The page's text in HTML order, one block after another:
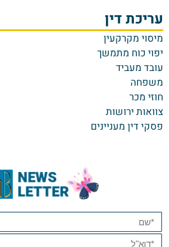
עריכת דין
מיסוי מקרקעין
יפוי כוח מתמשך
עובד מעביד
משפחה
חוזי מכר
צוואות ירושות
פסקי דין מעניינים